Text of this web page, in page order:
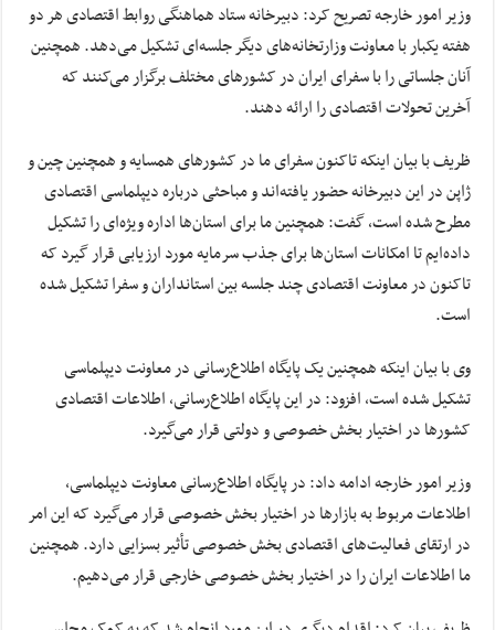
وزیر امور خارجه تصریح کرد: دبیرخانه ستاد هماهنگی روابط اقتصادی هر دو
هفته یکبار با معاونت وزارتخانه‌های دیگر جلسه‌ای تشکیل می‌دهد. همچنین
آنان جلساتی را با سفرای ایران در کشورهای مختلف برگزار می‌کنند که
آخرین تحولات اقتصادی را ارائه دهند.
ظریف با بیان اینکه تاکنون سفرای ما در کشورهای همسایه و همچنین چین و
ژاپن در این دبیرخانه حضور یافته‌اند و مباحثی درباره دیپلماسی اقتصادی
مطرح شده است، گفت: همچنین ما برای استان‌ها اداره‌ ویژه‌ای را تشکیل
داده‌ایم تا امکانات استان‌ها برای جذب سرمایه مورد ارزیابی قرار گیرد که
تاکنون در معاونت اقتصادی چند جلسه بین استانداران و سفرا تشکیل شده
است.
وی با بیان اینکه همچنین یک پایگاه اطلاع‌رسانی در معاونت دیپلماسی
تشکیل شده است، افزود: در این پایگاه اطلاع‌رسانی، اطلاعات اقتصادی
کشورها در اختیار بخش خصوصی و دولتی قرار می‌گیرد.
وزیر امور خارجه ادامه داد: در پایگاه اطلاع‌رسانی معاونت دیپلماسی،
اطلاعات مربوط به بازارها در اختیار بخش خصوصی قرار می‌گیرد که این امر
در ارتقای فعالیت‌های اقتصادی بخش خصوصی تأثیر بسزایی دارد. همچنین
ما اطلاعات ایران را در اختیار بخش خصوصی خارجی قرار می‌دهیم.